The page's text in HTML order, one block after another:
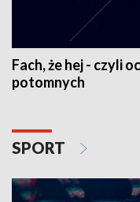
Fach, że hej - czyli
potomnych
SPORT